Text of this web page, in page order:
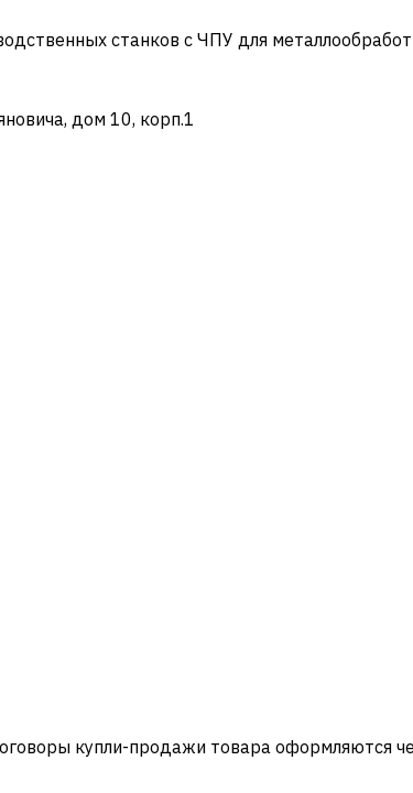
станков с ЧПУ для
дом 10, корп.1
купли-продажи товара оформляются